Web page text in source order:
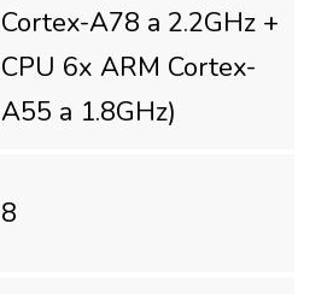
Cortex-A78 a 2.2GHz +
CPU 6x ARM Cortex-
A55 a 1.8GHz)
8